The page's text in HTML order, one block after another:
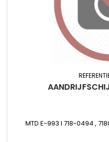
MTD E-993 I 718-0494 ,